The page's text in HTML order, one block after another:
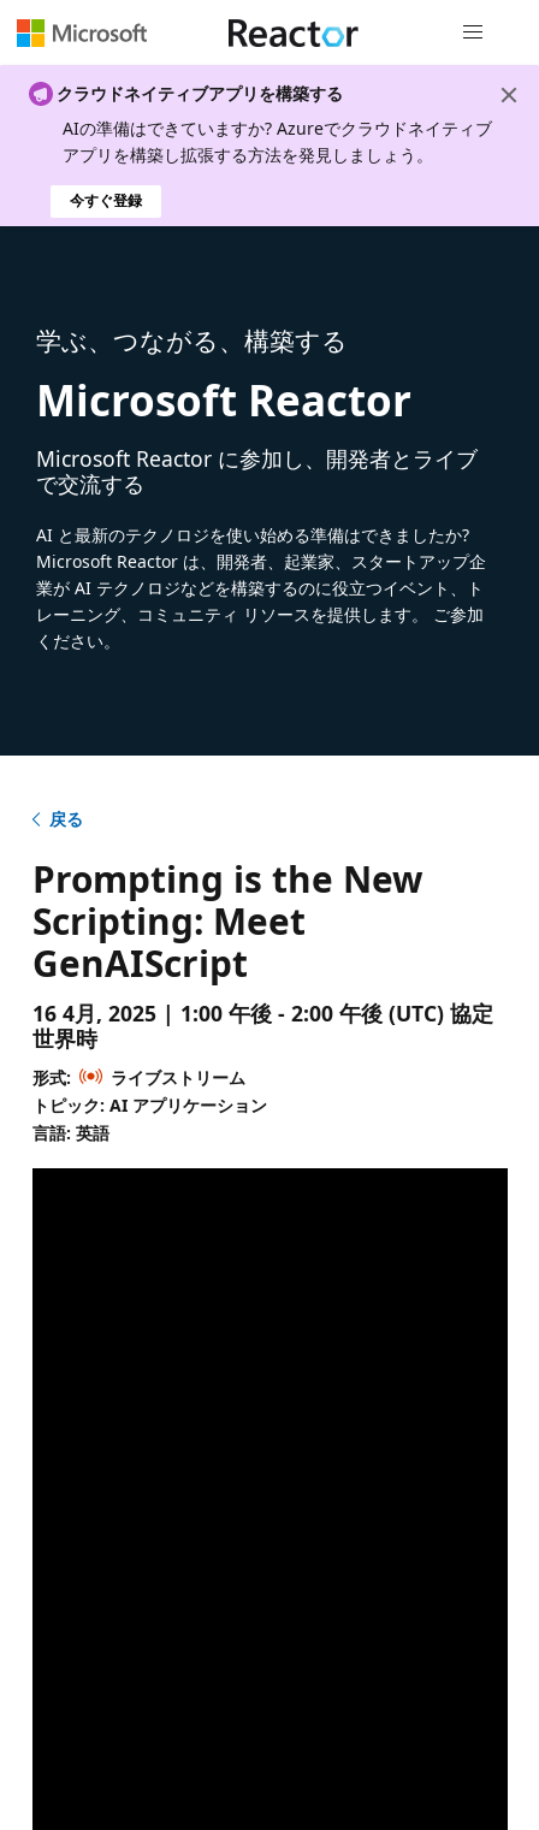
クラウドネイティブアプリを構築する
AIの準備はできていますか? Azureでクラウドネイティブ
アプリを構築し拡張する方法を発見しましょう。
今すぐ登録
学ぶ、つながる、構築する
Microsoft Reactor
Microsoft Reactor に参加し、開発者とライブ
で交流する
AI と最新のテクノロジを使い始める準備はできましたか?
Microsoft Reactor は、開発者、起業家、スタートアップ企
業が AI テクノロジなどを構築するのに役立つイベント、ト
レーニング、コミュニティ リソースを提供します。 ご参加
ください。
戻る
Prompting is the New
Scripting: Meet
GenAIScript
16 4月, 2025 | 1:00 午後 - 2:00 午後 (UTC) 協定
世界時
形式:
ライブストリーム
トピック: AI アプリケーション
言語: 英語